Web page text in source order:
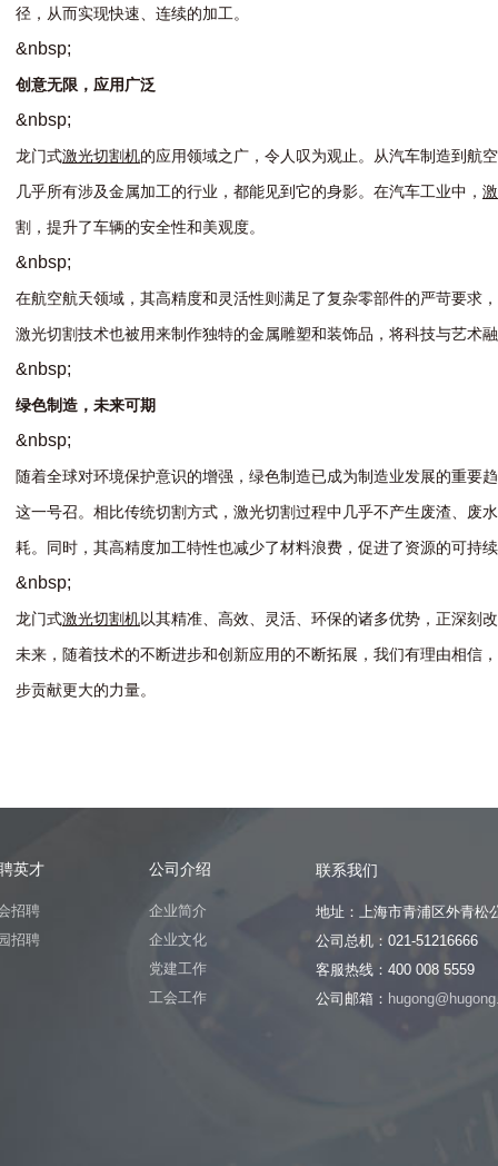
径 ， 从而实现快速、 连续的加工。
&nbsp;
创意无限 ， 应用广泛
&nbsp;
龙门式激光切割机的应用领域之广 ， 令人叹为观止。 从汽车制造到航空
几乎所有涉及金属加工的行业 ， 都能见到它的身影。 在汽车工业中 ， 激
割 ， 提升了车辆的安全性和美观度。
&nbsp;
在航空航天领域 ， 其高精度和灵活性则满足了复杂零部件的严苛要求 ，
激光切割技术也被用来制作独特的金属雕塑和装饰品 ， 将科技与艺术融
&nbsp;
绿色制造 ， 未来可期
&nbsp;
随着全球对环境保护意识的增强 ， 绿色制造已成为制造业发展的重要趋
这一号召。 相比传统切割方式 ， 激光切割过程中几乎不产生废渣、 废水
耗。 同时 ， 其高精度加工特性也减少了材料浪费 ， 促进了资源的可持续
&nbsp;
龙门式激光切割机以其精准、 高效、 灵活、 环保的诸多优势 ， 正深刻改
未来 ， 随着技术的不断进步和创 新应用的不断拓展 ， 我们有理由相信 ，
步贡献更大的力量。
英才
招聘
招聘
公司介绍
企业简介
企业文化
党建工作
工会工作
联系我们
地址：上海市青浦区外青松
公司总机：021-51216666
客服热线：400 008 5559
公司邮箱：